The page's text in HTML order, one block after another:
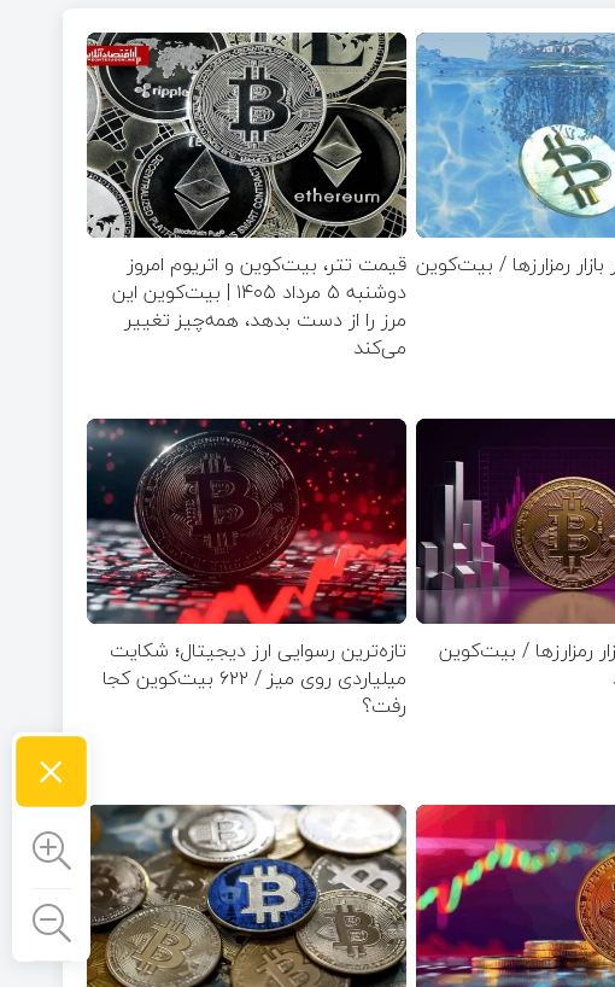
رمزارزها / بیت‌کوین قیمت تتر، بیت‌کوین و اتریوم امروز
دوشنبه ۵ مرداد ۱۴۰۵ | بیت‌کوین این
مرز را از دست بدهد، همه‌چیز تغییر
می‌کند
رمزارزها / بیت‌کوین
تازه‌ترین رسوایی ارز دیجیتال؛ شکایت
میلیاردی روی میز / ۶۲۲ بیت‌کوین کجا
رفت؟
×